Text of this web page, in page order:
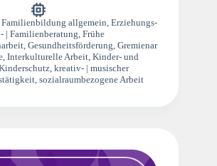
allgemein ,Erziehungs-
| Familienberatung Frühe
,Gesundheitsförderung ,Gremienar
,Interkulturelle Arbeit ,Kinder- und
, kreativ- | musischer
, sozialraumbezogene Arbeit